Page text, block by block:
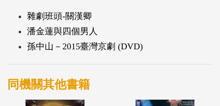
雜劇班頭-關漢卿
潘金蓮與四個男人
孫中山－2015臺灣京劇 (DVD)
同機關其他書籍